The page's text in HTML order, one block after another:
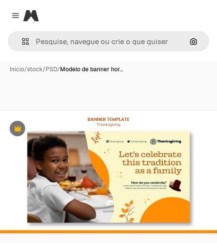
Close menu
Magnific
Início/stock/PSD/Modelo de banner hor…
Premium